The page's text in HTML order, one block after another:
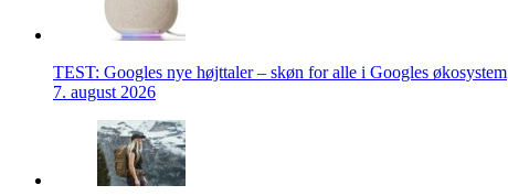
TEST: Googles nye højttaler – skøn for alle i Googles økosystem
7. august 2026